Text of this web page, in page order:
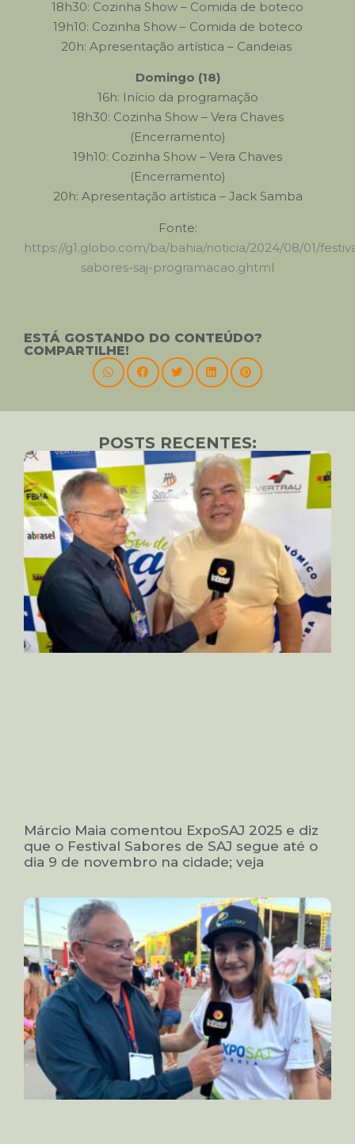
18h30: Cozinha Show – Comida de boteco
19h10: Cozinha Show – Comida de boteco
20h: Apresentação artística – Candeias
Domingo (18)
16h: Início da programação
18h30: Cozinha Show – Vera Chaves
(Encerramento)
19h10: Cozinha Show – Vera Chaves
(Encerramento)
20h: Apresentação artística – Jack Samba
Fonte:
https://g1.globo.com/ba/bahia/noticia/2024/08/01/
sabores-saj-programacao.ghtml
ESTÁ GOSTANDO DO CONTEÚDO?
COMPARTILHE!
POSTS RECENTES:
Márcio Maia comentou ExpoSAJ 2025 e diz
que o Festival Sabores de SAJ segue até o
dia 9 de novembro na cidade; veja